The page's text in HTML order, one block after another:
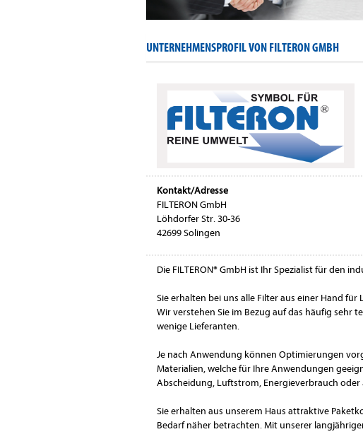
UNTERNEHMENSPROFIL VON FILTERON GMBH
Kontakt/Adresse
FILTERON GmbH
Löhdorfer Str. 30-36
42699 Solingen
Die FILTERON® GmbH ist Ihr Spezialist für den
Sie erhalten bei uns alle Filter aus einer Hand
Wir verstehen Sie im Bezug auf das häufig sehr
wenige Lieferanten.
Je nach Anwendung können Optimierungen
Materialien, welche für Ihre Anwendungen
Abscheidung, Luftstrom, Energieverbrauch
Sie erhalten aus unserem Haus attraktive
Bedarf näher betrachten. Mit unserer